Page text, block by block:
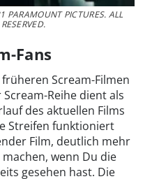
PARAMOUNT PICTURES. ALL
Fans
Scream-Filmen
Reihe dient als
des aktuellen Films
Streifen funktioniert
Film, deutlich mehr
wenn Du die
gesehen hast. Die